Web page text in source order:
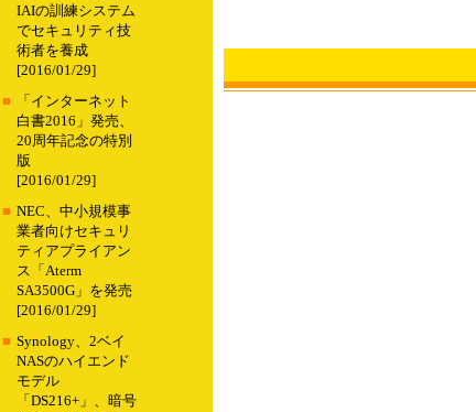
IAIの訓練システム
でセキュリティ技
術者を養成
[2016/01/29]
■
「インターネット
白書2016」発売、
20周年記念の特別
版
[2016/01/29]
■ NEC、中小規模事
業者向けセキュリ
ティアプライアン
ス「Aterm
SA3500G」を発売
[2016/01/29]
■ Synology、2ベイ
NASのハイエンド
モデル
「DS216+」、暗号